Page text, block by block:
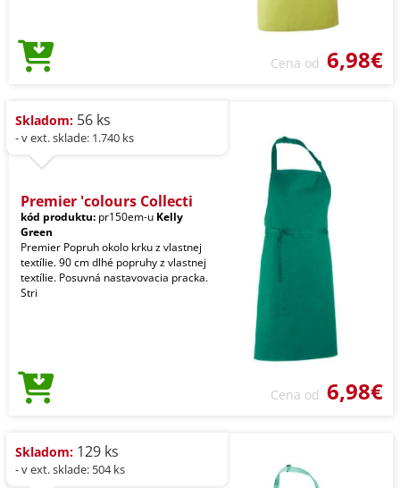
Cena od 6,98€
Skladom: 56 ks
- v ext. sklade: 1.740 ks
Premier 'colours Collecti
kód produktu: pr150em-u Kelly
Green
Premier Popruh okolo krku z vlastnej
textílie. 90 cm dlhé popruhy z vlastnej
textílie. Posuvná nastavovacia pracka.
Stri
Cena od 6,98€
Skladom: 129 ks
- v ext. sklade: 504 ks